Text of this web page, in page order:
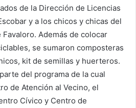
de la Dirección de Licencias
y a los chicos y chicas del
Favaloro. Además de colocar
se sumaron composteras
kit de semillas y huerteros.
del programa de la cual
de Atención al Vecino, el
Cívico y Centro de